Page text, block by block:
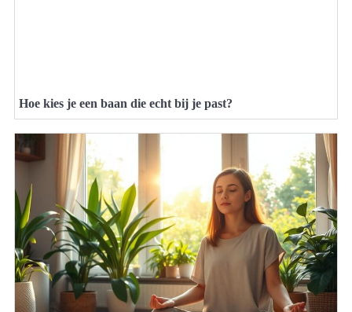
Hoe kies je een baan die echt bij je past?